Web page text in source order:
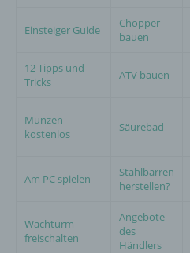
Einsteiger Guide
Chopper
bauen
12 Tipps und
Tricks
ATV bauen
Münzen
kostenlos
Säurebad
Am PC spielen
Stahlbarren
herstellen?
Wachturm
freischalten
Angebote
des
Händlers